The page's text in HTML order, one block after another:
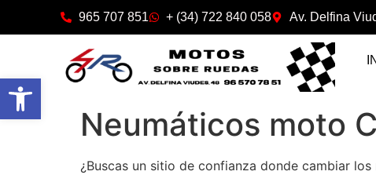
Abrir barra de herramientas
965 707 851 + (34) 722 840 058 Av. Delfina
Neumáticos moto
¿Buscas un sitio de confianza donde cambiar